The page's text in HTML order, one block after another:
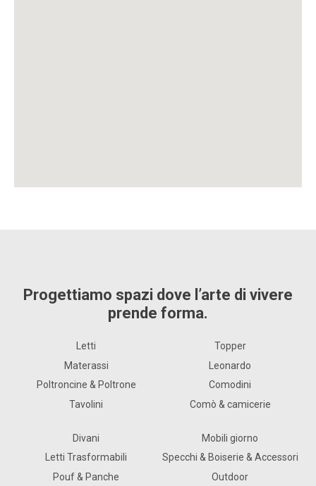
Progettiamo spazi dove l’arte di vivere
prende forma.
Letti
Materassi
Poltroncine & Poltrone
Tavolini
Topper
Leonardo
Comodini
Comò & camicerie
Divani
Letti Trasformabili
Pouf & Panche
Mobili giorno
Specchi & Boiserie & Accessori
Outdoor